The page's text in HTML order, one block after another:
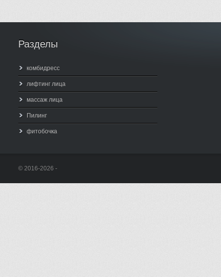
Разделы
комбидресс
лифтинг лица
массаж лица
Пилинг
фитобочка
© 2016-2026 -